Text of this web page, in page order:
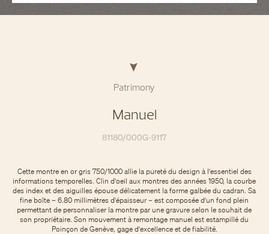
Patrimony
Manuel
81180/000G-9117
Cette montre en or gris 750/1000 allie la pureté du design à l'essentiel des
informations temporelles. Clin d'oeil aux montres des années 1950, la courbe
des index et des aiguilles épouse délicatement la forme galbée du cadran. Sa
fine boîte – 6.80 millimètres d'épaisseur – est composée d'un fond plein
permettant de personnaliser la montre par une gravure selon le souhait de
son propriétaire. Son mouvement à remontage manuel est estampillé du
Poinçon de Genève, gage d'excellence et de fiabilité.